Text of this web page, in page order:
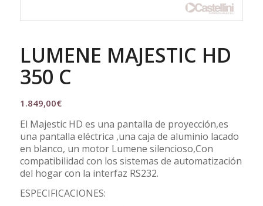
LUMENE MAJESTIC HD
350 C
1.849,00€
El Majestic HD es una pantalla de proyección,es
una pantalla eléctrica ,una caja de aluminio lacado
en blanco, un motor Lumene silencioso,Con
compatibilidad con los sistemas de automatización
del hogar con la interfaz RS232.
ESPECIFICACIONES: